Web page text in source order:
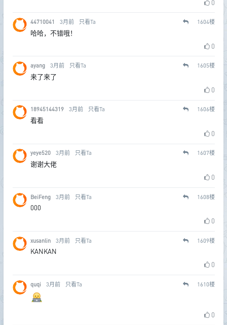
0
44710041 3月前 只看Ta 1604楼
哈哈，不错哦！
0
ayang 3月前 只看Ta 1605楼
来了来了
0
18945144319 3月前 只看Ta 1606楼
看看
0
yeye520 3月前 只看Ta 1607楼
谢谢大佬
0
BeiFeng 3月前 只看Ta 1608楼
000
0
xusanlin 3月前 只看Ta 1609楼
KANKAN
0
quqi 3月前 只看Ta 1610楼
0